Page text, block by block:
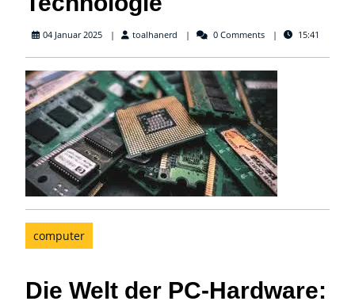
04 Januar 2025 toalhanerd toalhanerd0 Comments 15:41
computer
Die Welt der PC-Hardware: